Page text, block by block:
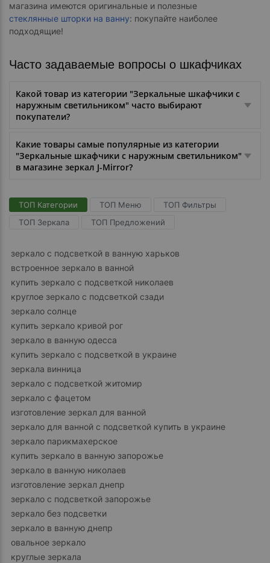
магазина имеются оригинальные и полезные
стеклянные шторки на ванну: покупайте наиболее
подходящие!
Часто задаваемые вопросы о шкафчиках
Какой товар из категории "Зеркальные шкафчики с
наружным светильником" часто выбирают
покупатели?
Какие товары самые популярные из категории
"Зеркальные шкафчики с наружным светильником"
в магазине зеркал J-Mirror?
ТОП Категории ТОП Меню
ТОП Фильтры
ТОП Зеркала
ТОП Предложений
зеркало с подсветкой в ванную харьков
встроенное зеркало в ванной
купить зеркало с подсветкой николаев
круглое зеркало с подсветкой сзади
зеркало солнце
купить зеркало кривой рог
зеркало в ванную одесса
купить зеркало с подсветкой в украине
зеркала винница
зеркало с подсветкой житомир
зеркало с фацетом
изготовление зеркал для ванной
зеркало для ванной с подсветкой купить в украине
зеркало парикмахерское
купить зеркало в ванную запорожье
зеркало в ванную николаев
изготовление зеркал днепр
зеркало с подсветкой запорожье
зеркало без подсветки
зеркало в ванную днепр
овальное зеркало
круглые зеркала